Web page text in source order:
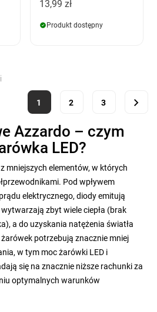
13,99 zł
Produkt dostępny
1 2 3 
Azzardo – czym
LED?
mniejszych elementów, w których
Pod wpływem
elektrycznego, diody emitują
zbyt wiele ciepła (brak
a do uzyskania natężenia światła
potrzebują znacznie mniej
w tym moc żarówki LED i
się na znacznie niższe rachunki za
optymalnych warunków